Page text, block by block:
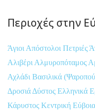
Περιοχές στην
Άγιοι Απόστολοι Πετριές
Αλιβέρι Αλμυροπόταμος
Αχλάδι Βασιλικά
Δροσιά Δύστος Ελληνικά
Κάρυστος Κεντρική Εύβοια